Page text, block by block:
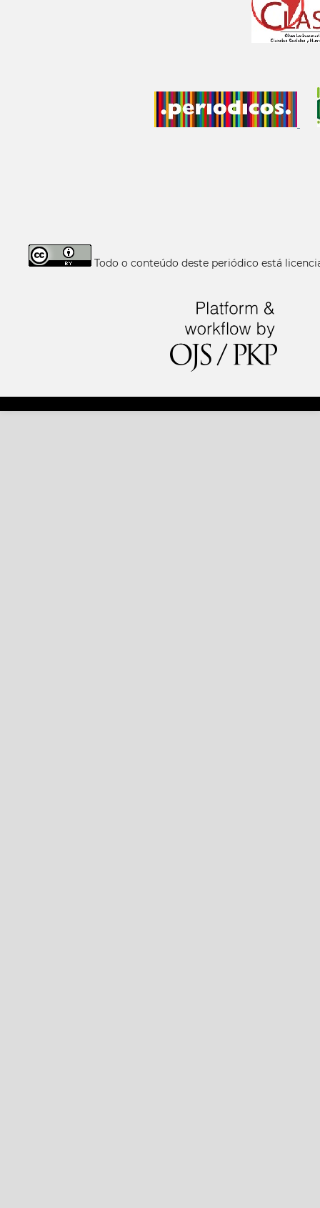
Todo o conteúdo deste periódico está